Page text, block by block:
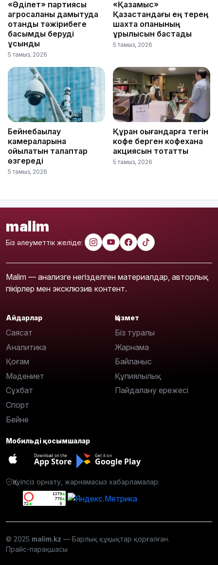
«Әділет» партиясы
агросаланы дамытуда
отандық тәжірибеге
басымдық беруді
ұсынды
5 тамыз, 2026
«Қазақмыс»
Қазақстандағы ең терең
шахта оқпанының
құрылысын бастады
5 тамыз, 2026
Бейнебақылау
камераларына
қойылатын талаптар
өзгереді
5 тамыз, 2026
Құран оқығандарға тегін
кофе берген кофехана
акциясын тоқтатты
5 тамыз, 2026
malim
Біз әлеуметтік желіде:
Malim — анализге негізделген материалдар, авторлық
пікірлер мен эксклюзив контент.
Айдарлар
Саясат
Аналитика
Қоғам
Мәдениет
Сұхбат
Спорт
Бейне
Қызмет
Біз туралы
Жарнама
Байланыс
Құпиялылық
Пайдалану ережесі
Мобильді қосымшалар
Download on the
App Store
Get it on
Google Play
Қауіпсіз орнату, жарнамасыз хабарламалар.
© 2025 malim.kz — Барлық құқықтар қорғалған.
Прайс-парақшасы